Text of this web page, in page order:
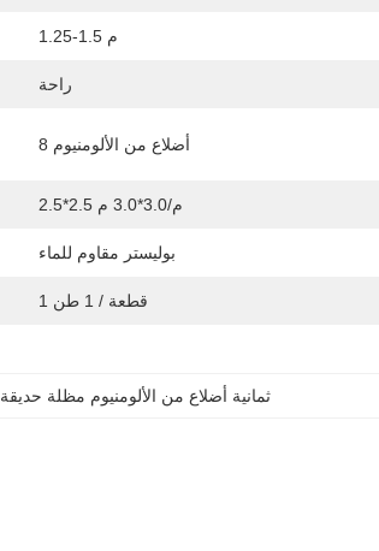
1.25-1.5 م
راحة
8 أضلاع من الألومنيوم
2.5*2.5 م/3.0*3.0 م
بوليستر مقاوم للماء
1 قطعة / 1 طن
ثمانية أضلاع من الألومنيوم مظلة حديقة 3 أمتار